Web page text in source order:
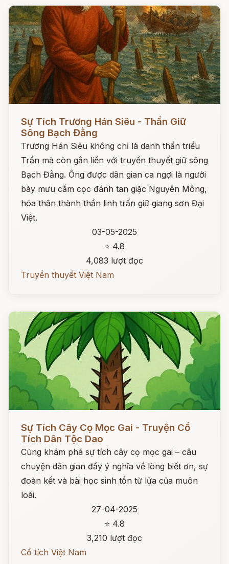
Sự Tích Trương Hán Siêu - Thần Giữ
Sông Bạch Đằng
Trương Hán Siêu không chỉ là danh thần triều
Trần mà còn gắn liền với truyền thuyết giữ sông
Bạch Đằng. Ông được dân gian ca ngợi là người
bày mưu cắm cọc đánh tan giặc Nguyên Mông,
hóa thân thành thần linh trấn giữ giang sơn Đại
Việt.
03-05-2025
⭐ 4.8
4,083 lượt đọc
Truyền thuyết Việt Nam
Sự Tích Cây Cọ Mọc Gai - Truyện Cổ
Tích Dân Tộc Dao
Cùng khám phá sự tích cây cọ mọc gai – câu
chuyện dân gian đầy ý nghĩa về lòng biết ơn, sự
đoàn kết và bài học sinh tồn từ lửa của muôn
loài.
27-04-2025
⭐ 4.8
3,210 lượt đọc
Cổ tích Việt Nam